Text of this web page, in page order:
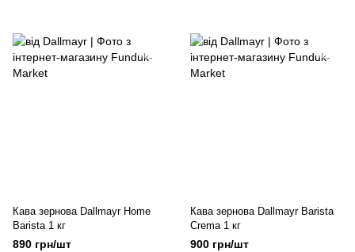
Кава зернова Dallmayr Home
Barista 1 кг
890 грн/шт
Кава зернова Dallmayr Barista
Crema 1 кг
900 грн/шт